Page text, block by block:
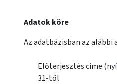
Adatok köre
Az adatbázisban az
Előterjesztés címe
31-től